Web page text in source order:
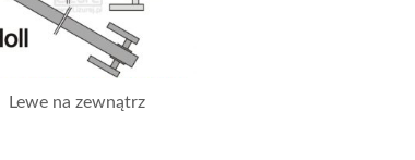
Lewe na zewnątrz